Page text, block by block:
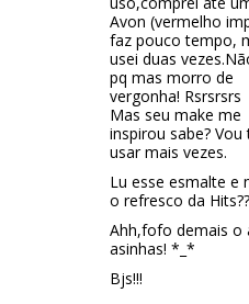
Avon (vermelho
faz pouco tempo,
usei duas
pq mas morro de
vergonha! Rsrsrsrs
Mas seu make me
inspirou sabe?
usar mais vezes.
Lu esse esmalte e
o refresco da
Ahh,fofo demais o
asinhas! *_*
Bjs!!!